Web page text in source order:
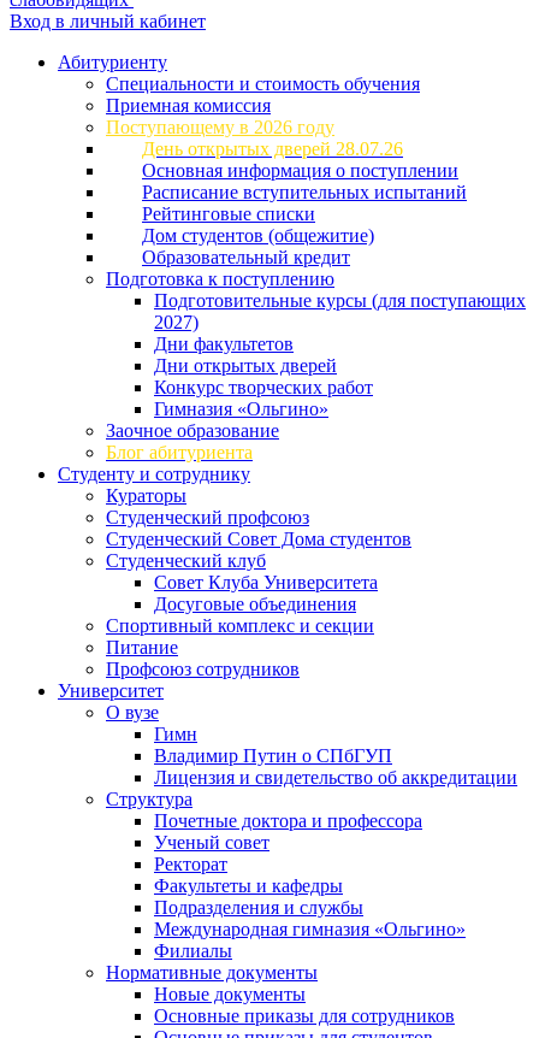
Вход в личный кабинет
Абитуриенту
Специальности и стоимость обучения
Приемная комиссия
Поступающему в 2026 году
День открытых дверей 28.07.26
Основная информация о поступлении
Расписание вступительных испытаний
Рейтинговые списки
Дом студентов (общежитие)
Образовательный кредит
Подготовка к поступлению
Подготовительные курсы (для поступающих
2027)
Дни факультетов
Дни открытых дверей
Конкурс творческих работ
Гимназия «Ольгино»
Заочное образование
Блог абитуриента
Студенту и сотруднику
Кураторы
Студенческий профсоюз
Студенческий Совет Дома студентов
Студенческий клуб
Совет Клуба Университета
Досуговые объединения
Спортивный комплекс и секции
Питание
Профсоюз сотрудников
Университет
О вузе
Гимн
Владимир Путин о СПбГУП
Лицензия и свидетельство об аккредитации
Структура
Почетные доктора и профессора
Ученый совет
Ректорат
Факультеты и кафедры
Подразделения и службы
Международная гимназия «Ольгино»
Филиалы
Нормативные документы
Новые документы
Основные приказы для сотрудников